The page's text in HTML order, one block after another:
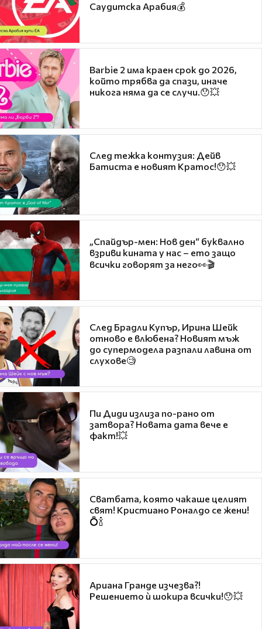
Саудитска Арабия💰
Barbie 2 има краен срок до 2026,
който трябва да спази, иначе
никога няма да се случи.😯💥
След тежка контузия: Дейв
Батиста е новият Кратос!😯💥
„Спайдър-мен: Нов ден“ буквално
взриви кината у нас – ето защо
всички говорят за него👀🎬
След Брадли Купър, Ирина Шейк
отново е влюбена? Новият мъж
до супермодела разпали лавина от
слухове🧐
Пи Диди излиза по-рано от
затвора? Новата дата вече е
факт!💥
Сватбата, която чакаше целият
свят! Кристиано Роналдо се жени!
💍🍾
Ариана Гранде изчезва?!
Решението ѝ шокира всички!😯💥